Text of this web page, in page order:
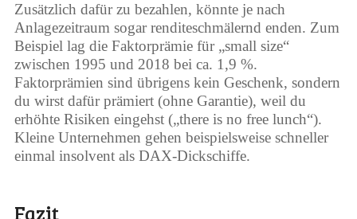
Zusätzlich dafür zu bezahlen, könnte je nach
Anlagezeitraum sogar renditeschmälernd enden. Zum
Beispiel lag die Faktorprämie für „small size“
zwischen 1995 und 2018 bei ca. 1,9 %.
Faktorprämien sind übrigens kein Geschenk, sondern
du wirst dafür prämiert (ohne Garantie), weil du
erhöhte Risiken eingehst („there is no free lunch“).
Kleine Unternehmen gehen beispielsweise schneller
einmal insolvent als DAX-Dickschiffe.
Fazit